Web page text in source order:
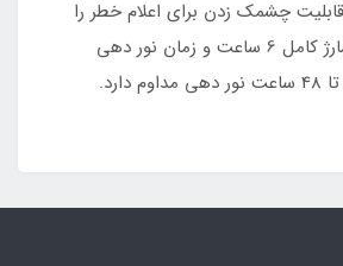
چشمک زدن برای اعلام خطر را
هم داراست.زمان شارژ کامل 6 ساعت و زمان نور دهی